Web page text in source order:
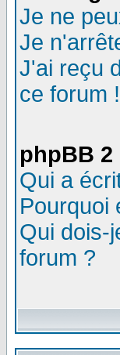
Je ne
Je
J'ai reçu
ce forum !
phpBB 2
Qui a
Pourquoi
Qui dois-
forum ?